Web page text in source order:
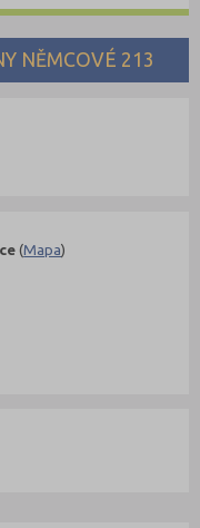
NĚMCOVÉ 213
(Mapa)